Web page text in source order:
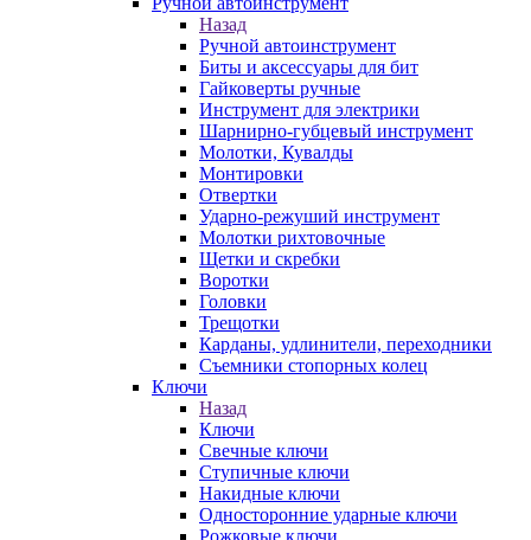
Назад
Ручной автоинструмент
Биты и аксессуары для бит
Гайковерты ручные
Инструмент для электрики
Шарнирно-губцевый инструмент
Молотки, Кувалды
Монтировки
Отвертки
Ударно-режуший инструмент
Молотки рихтовочные
Щетки и скребки
Воротки
Головки
Трещотки
Карданы, удлинители, переходники
Съемники стопорных колец
Ключи
Назад
Ключи
Свечные ключи
Ступичные ключи
Накидные ключи
Односторонние ударные ключи
Рожковые ключи